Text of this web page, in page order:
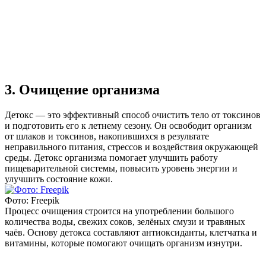
3. Очищение организма
Детокс — это эффективный способ очистить тело от токсинов
и подготовить его к летнему сезону. Он освободит организм
от шлаков и токсинов, накопившихся в результате
неправильного питания, стрессов и воздействия окружающей
среды. Детокс организма помогает улучшить работу
пищеварительной системы, повысить уровень энергии и
улучшить состояние кожи.
Фото: Freepik
Процесс очищения строится на употреблении большого
количества воды, свежих соков, зелёных смузи и травяных
чаёв. Основу детокса составляют антиоксиданты, клетчатка и
витамины, которые помогают очищать организм изнутри.